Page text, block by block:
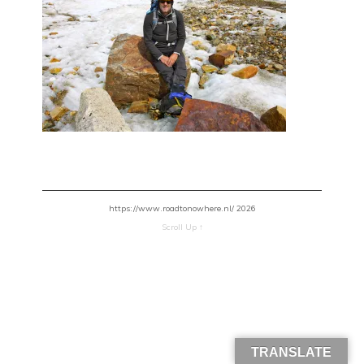
https://www.roadtonowhere.nl/ 2026
Scroll Up ↑
TRANSLATE